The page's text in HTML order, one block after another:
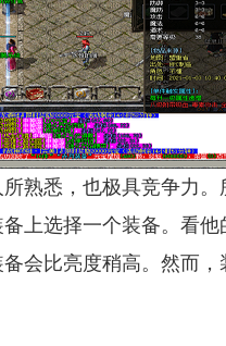
悉，也极具竞争力。
上选择一个装备。看
会比亮度稍高。然而